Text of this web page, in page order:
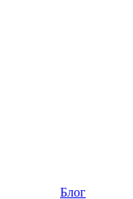
Блог